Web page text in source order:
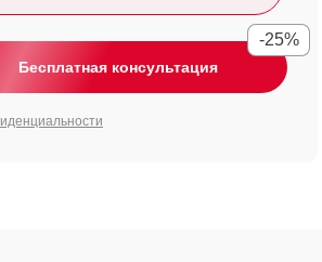
Бесплатная консультация
-25%